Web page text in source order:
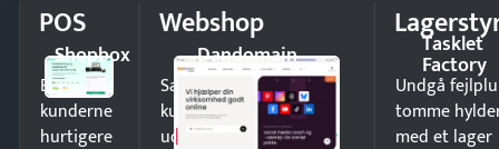
POS
Shopbox
Ekspedér
kunderne
hurtigere
Webshop
Dandomain
Sælg produkter 24/7 til
kunder i hele landet
uden
Tasklet
Factory
Undgå
tomme
med et lager